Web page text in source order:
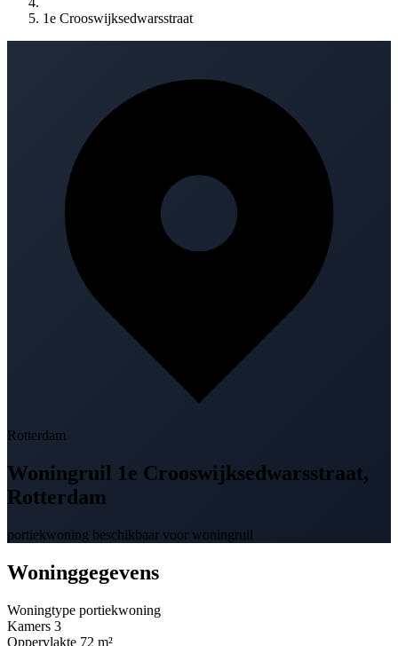
1e Crooswijksedwarsstraat
Rotterdam
Woningruil 1e Crooswijksedwarsstraat,
Rotterdam
portiekwoning beschikbaar voor woningruil
Woninggegevens
Woningtype portiekwoning
Kamers 3
Oppervlakte 72 m²